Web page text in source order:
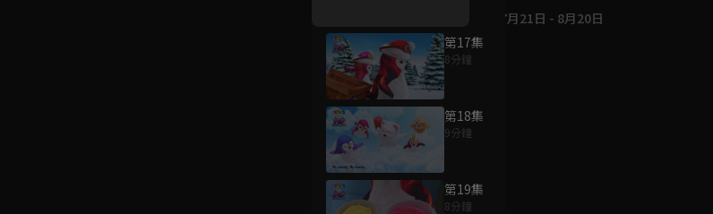
第17集
8分鐘
第18集
9分鐘
第19集
8分鐘
7月21日 - 8月20日